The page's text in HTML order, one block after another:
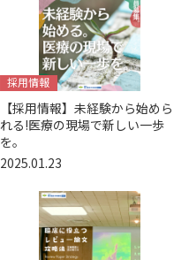
採用情報
【採用情報】未経験から始めら
れる!医療の現場で新しい一歩
を。
2025.01.23